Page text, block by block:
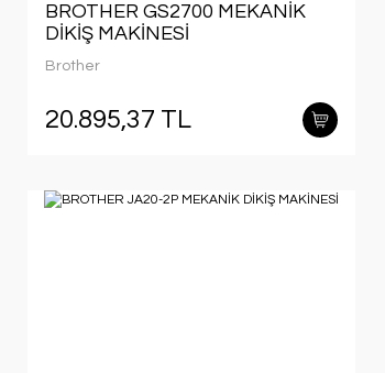
BROTHER GS2700 MEKANİK
DİKİŞ MAKİNESİ
Brother
20.895,37 TL